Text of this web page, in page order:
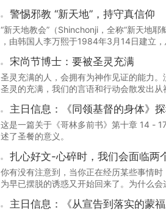
警惕邪教 “新天地”，持守真信仰
“新天地教会”（Shinchonji，全称“新天地
，由韩国人李万熙于1984年3月14日建立
宋尚节博士：要被圣灵充满
圣灵充满的人，会拥有为神作见证的能力
圣灵的充满，我们的言语和行动会散发出从
主日信息：《同领基督的身体》
这是一篇关于《哥林多前书》第十章 14 -
述了圣餐的意义。
扎心好文-心碎时，我们会面临两
你有没有注意到，当你正在经历某些事情
为早已摆脱的诱惑又开始回来了。为什么
主日信息：《从宣告到落实的蒙